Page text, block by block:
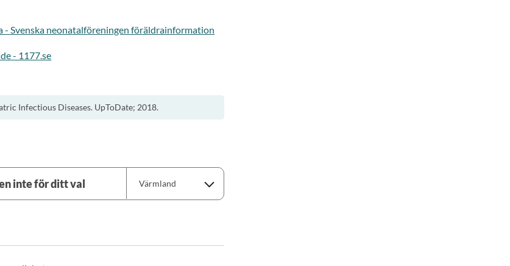
Svenska neonatalföreningen föräldrainformation
- 1177.se
Infectious Diseases. UpToDate; 2018.
inte för ditt val Värmland